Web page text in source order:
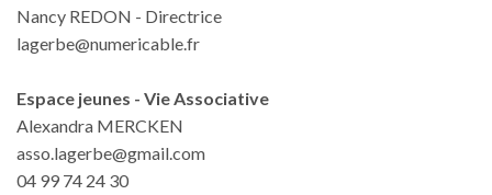
Nancy REDON - Directrice
lagerbe@numericable.fr
Espace jeunes - Vie Associative
Alexandra MERCKEN
asso.lagerbe@gmail.com
04 99 74 24 30